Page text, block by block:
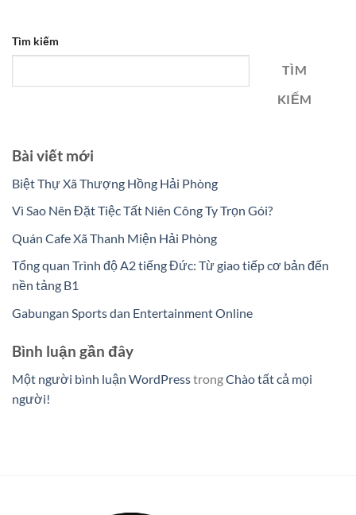
Tìm kiếm
TÌM
KIẾM
Bài viết mới
Biệt Thự Xã Thượng Hồng Hải Phòng
Vì Sao Nên Đặt Tiệc Tất Niên Công Ty Trọn Gói?
Quán Cafe Xã Thanh Miện Hải Phòng
Tổng quan Trình độ A2 tiếng Đức: Từ giao tiếp cơ bản đến
nền tảng B1
Gabungan Sports dan Entertainment Online
Bình luận gần đây
Một người bình luận WordPresstrongChào tất cả mọi
người!